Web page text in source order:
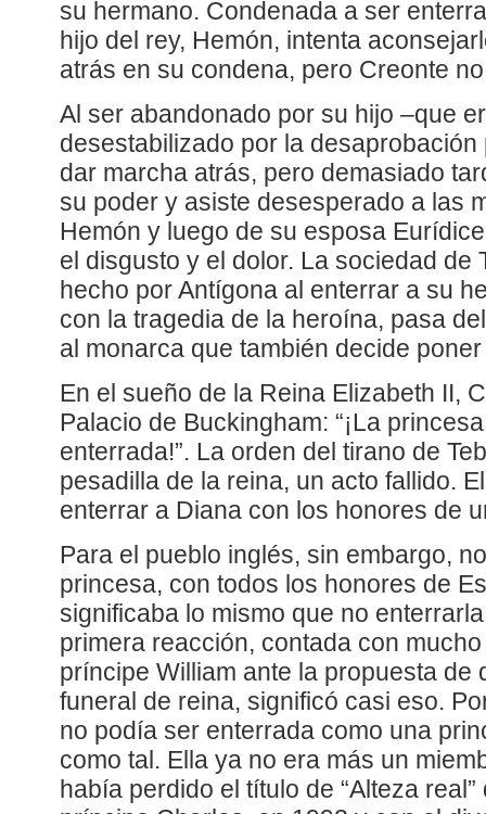
su hermano. Condenada a ser
hijo del rey, Hemón, intenta
atrás en su condena, pero Creonte
Al ser abandonado por su hijo –que
desestabilizado por la desaprobación
dar marcha atrás, pero demasiado
su poder y asiste desesperado a las
Hemón y luego de su esposa
el disgusto y el dolor. La sociedad de
hecho por Antígona al enterrar a su
con la tragedia de la heroína, pasa
al monarca que también decide
En el sueño de la Reina Elizabeth II,
Palacio de Buckingham: “¡La
enterrada!”. La orden del tirano de
pesadilla de la reina, un acto fallido.
enterrar a Diana con los honores de
Para el pueblo inglés, sin embargo,
princesa, con todos los honores de
significaba lo mismo que no
primera reacción, contada con
príncipe William ante la propuesta de
funeral de reina, significó casi eso.
no podía ser enterrada como una
como tal. Ella ya no era más un
había perdido el título de “Alteza